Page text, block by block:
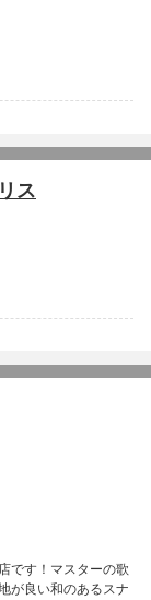
ス
です！マスターの歌
が良い和のあるスナ